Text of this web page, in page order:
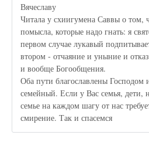
Вячеславу
Читала у схиигумена Саввы о том,
помысла, которые надо гнать: я
первом случае лукавый
втором - отчаяние и уныние и
и вообще Богообщения.
Оба пути благославлены
семейный. Если у Вас семья, дети,
семье на каждом шагу от нас
смирение. Так и спасемся